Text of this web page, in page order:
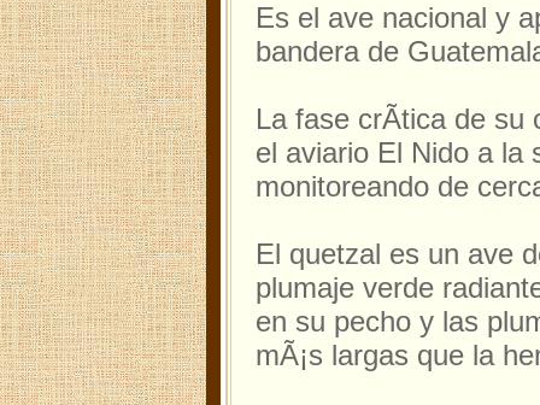
Es el ave nacional y
bandera de
La fase crÃ­tica de su
el aviario El Nido a la
monitoreando de
El quetzal es un ave
plumaje verde
en su pecho y las
mÃ¡s largas que la